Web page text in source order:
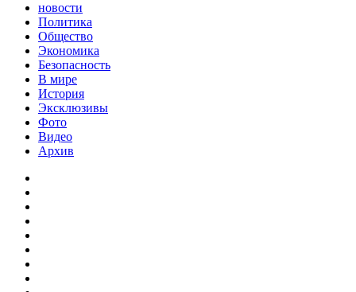
новости
Политика
Общество
Экономика
Безопасность
В мире
История
Эксклюзивы
Фото
Видео
Архив